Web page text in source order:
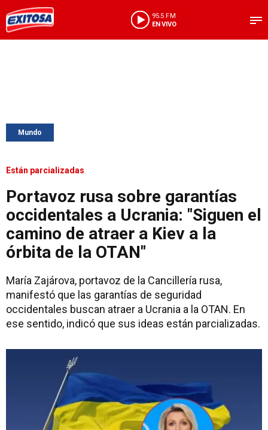
95.5 FM
EN VIVO
Mundo
Están parcializadas
Portavoz rusa sobre garantías
occidentales a Ucrania: "Siguen el
camino de atraer a Kiev a la
órbita de la OTAN"
María Zajárova, portavoz de la Cancillería rusa,
manifestó que las garantías de seguridad
occidentales buscan atraer a Ucrania a la OTAN. En
ese sentido, indicó que sus ideas están parcializadas.